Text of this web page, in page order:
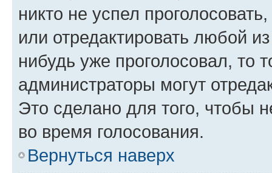
никто не успел
или отредактировать любой
нибудь уже проголосовал, то
администраторы могут
Это сделано для того, чтобы
во время голосования.
Вернуться наверх